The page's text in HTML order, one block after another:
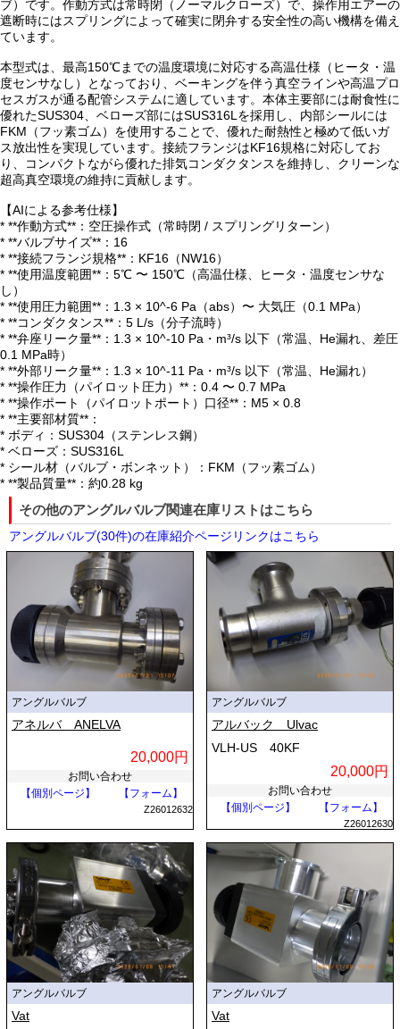
ブ）です。作動方式は常時閉（ノーマルクローズ）で、操作用エアーの
遮断時にはスプリングによって確実に閉弁する安全性の高い機構を備え
ています。
本型式は、最高150℃までの温度環境に対応する高温仕様（ヒータ・温
度センサなし）となっており、ベーキングを伴う真空ラインや高温プロ
セスガスが通る配管システムに適しています。本体主要部には耐食性に
優れたSUS304、ベローズ部にはSUS316Lを採用し、内部シールには
FKM（フッ素ゴム）を使用することで、優れた耐熱性と極めて低いガ
ス放出性を実現しています。接続フランジはKF16規格に対応してお
り、コンパクトながら優れた排気コンダクタンスを維持し、クリーンな
超高真空環境の維持に貢献します。
【AIによる参考仕様】
* **作動方式**：空圧操作式（常時閉 / スプリングリターン）
* **バルブサイズ**：16
* **接続フランジ規格**：KF16（NW16）
* **使用温度範囲**：5℃ 〜 150℃（高温仕様、ヒータ・温度センサな
し）
* **使用圧力範囲**：1.3 × 10^-6 Pa（abs）〜 大気圧（0.1 MPa）
* **コンダクタンス**：5 L/s（分子流時）
* **弁座リーク量**：1.3 × 10^-10 Pa・m³/s 以下（常温、He漏れ、差圧
0.1 MPa時）
* **外部リーク量**：1.3 × 10^-11 Pa・m³/s 以下（常温、He漏れ）
* **操作圧力（パイロット圧力）**：0.4 〜 0.7 MPa
* **操作ポート（パイロットポート）口径**：M5 × 0.8
* **主要部材質**：
* ボディ：SUS304（ステンレス鋼）
* ベローズ：SUS316L
* シール材（バルブ・ボンネット）：FKM（フッ素ゴム）
* **製品質量**：約0.28 kg
その他のアングルバルブ関連在庫リストはこちら
アングルバルブ(30件)の在庫紹介ページリンクはこちら
アングルバルブ
アネルバ ANELVA
20,000円
お問い合わせ
【個別ページ】
【フォーム】
Z26012632
アングルバルブ
アルバック Ulvac
VLH-US 40KF
20,000円
お問い合わせ
【個別ページ】
【フォーム】
Z26012630
アングルバルブ
Vat
アングルバルブ
Vat